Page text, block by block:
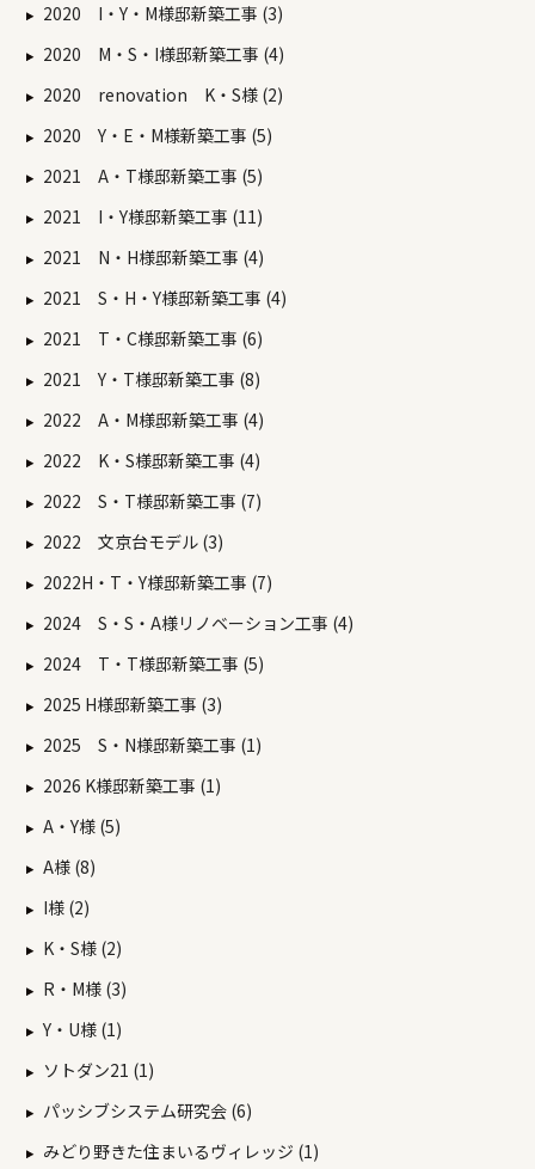
2020 I・Y・M様邸新築工事 (3)
2020 M・S・I様邸新築工事 (4)
2020 renovation K・S様 (2)
2020 Y・E・M様新築工事 (5)
2021 A・T様邸新築工事 (5)
2021 I・Y様邸新築工事 (11)
2021 N・H様邸新築工事 (4)
2021 S・H・Y様邸新築工事 (4)
2021 T・C様邸新築工事 (6)
2021 Y・T様邸新築工事 (8)
2022 A・M様邸新築工事 (4)
2022 K・S様邸新築工事 (4)
2022 S・T様邸新築工事 (7)
2022 文京台モデル (3)
2022H・T・Y様邸新築工事 (7)
2024 S・S・A様リノベーション工事 (4)
2024 T・T様邸新築工事 (5)
2025 H様邸新築工事 (3)
2025 S・N様邸新築工事 (1)
2026 K様邸新築工事 (1)
A・Y様 (5)
A様 (8)
I様 (2)
K・S様 (2)
R・M様 (3)
Y・U様 (1)
ソトダン21 (1)
パッシブシステム研究会 (6)
みどり野きた住まいるヴィレッジ (1)